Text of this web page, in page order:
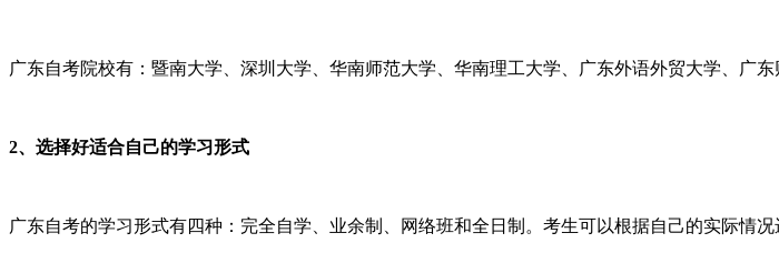
广东自考院校有：暨南大学、深圳大学、华南师范大学、华南理工大学、广东外语外贸大学、广东
2、选择好适合自己的学习形式
广东自考的学习形式有四种：完全自学、业余制、网络班和全日制。考生可以根据自己的实际情况